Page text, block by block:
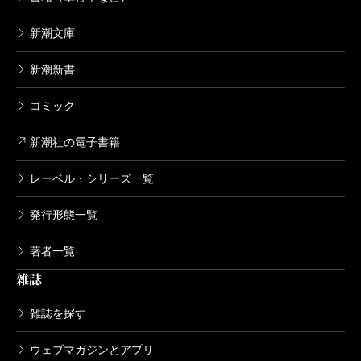
新潮文庫
新潮新書
コミック
新潮社の電子書籍
レーベル・シリーズ一覧
発行形態一覧
著者一覧
雑誌
雑誌を探す
ウェブマガジンとアプリ